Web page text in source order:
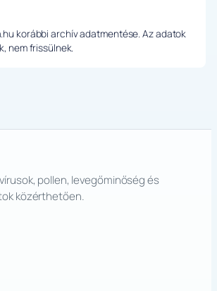
korábbi archív adatmentése. Az adatok
nem frissülnek.
pollen, levegőminőség és
közérthetően.